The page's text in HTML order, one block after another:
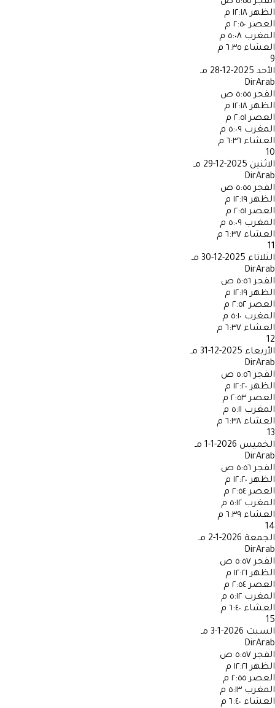
الظهر ١٢:١٨ م
العصر ٢:٥٠ م
المغرب ٥:٠٨ م
العشاء ٦:٣٥ م
9
الأحد 2025-12-28 مـ
DirArab
الفجر ٥:٥٥ ص
الظهر ١٢:١٨ م
العصر ٢:٥١ م
المغرب ٥:٠٩ م
العشاء ٦:٣٦ م
10
الاثنين 2025-12-29 مـ
DirArab
الفجر ٥:٥٥ ص
الظهر ١٢:١٩ م
العصر ٢:٥١ م
المغرب ٥:٠٩ م
العشاء ٦:٣٧ م
11
الثلاثاء 2025-12-30 مـ
DirArab
الفجر ٥:٥٦ ص
الظهر ١٢:١٩ م
العصر ٢:٥٢ م
المغرب ٥:١٠ م
العشاء ٦:٣٧ م
12
الأربعاء 2025-12-31 مـ
DirArab
الفجر ٥:٥٦ ص
الظهر ١٢:٢٠ م
العصر ٢:٥٣ م
المغرب ٥:١١ م
العشاء ٦:٣٨ م
13
الخميس 2026-1-1 مـ
DirArab
الفجر ٥:٥٦ ص
الظهر ١٢:٢٠ م
العصر ٢:٥٤ م
المغرب ٥:١٢ م
العشاء ٦:٣٩ م
14
الجمعة 2026-1-2 مـ
DirArab
الفجر ٥:٥٧ ص
الظهر ١٢:٢١ م
العصر ٢:٥٤ م
المغرب ٥:١٢ م
العشاء ٦:٤٠ م
15
السبت 2026-1-3 مـ
DirArab
الفجر ٥:٥٧ ص
الظهر ١٢:٢١ م
العصر ٢:٥٥ م
المغرب ٥:١٣ م
العشاء ٦:٤٠ م